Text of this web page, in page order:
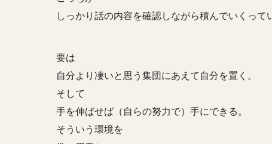
しっかり話の内容を確認しながら積んでいくって
要は
自分より凄いと思う集団にあえて自分を置く。
そして
手を伸ばせば（自らの努力で）手にできる。
そういう環境を